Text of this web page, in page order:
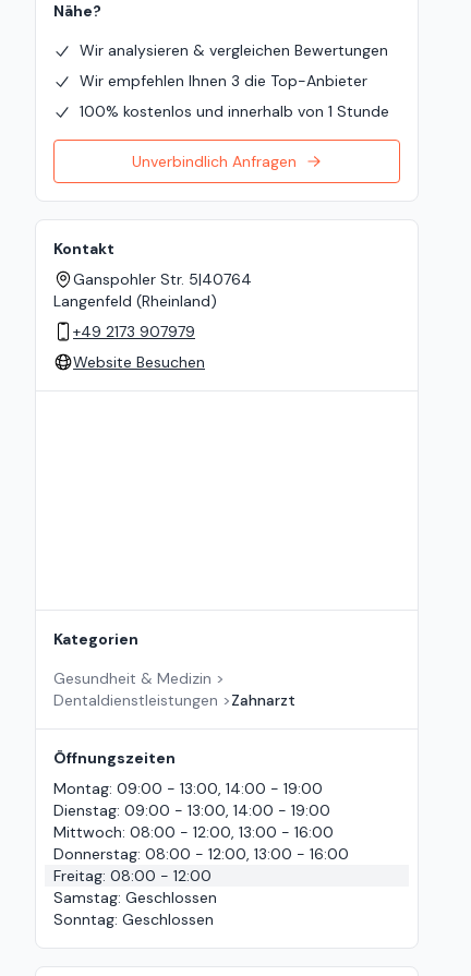
Nähe?
Wir analysieren & vergleichen Bewertungen
Wir empfehlen Ihnen 3 die Top-Anbieter
100% kostenlos und innerhalb von 1 Stunde
Unverbindlich Anfragen
Kontakt
Ganspohler Str. 5|40764
Langenfeld (Rheinland)
+49 2173 907979
Website Besuchen
Kategorien
Gesundheit & Medizin >
Dentaldienstleistungen >Zahnarzt
Öffnungszeiten
Montag: 09:00 - 13:00, 14:00 - 19:00
Dienstag: 09:00 - 13:00, 14:00 - 19:00
Mittwoch: 08:00 - 12:00, 13:00 - 16:00
Donnerstag: 08:00 - 12:00, 13:00 - 16:00
Freitag: 08:00 - 12:00
Samstag: Geschlossen
Sonntag: Geschlossen